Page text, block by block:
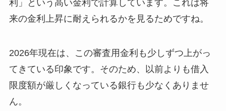
利」という高い金利で計算しています。これは将
来の金利上昇に耐えられるかを見るためですね。
2026年現在は、この審査用金利も少しずつ上がっ
てきている印象です。そのため、以前よりも借入
限度額が厳しくなっている銀行も少なくありませ
ん。